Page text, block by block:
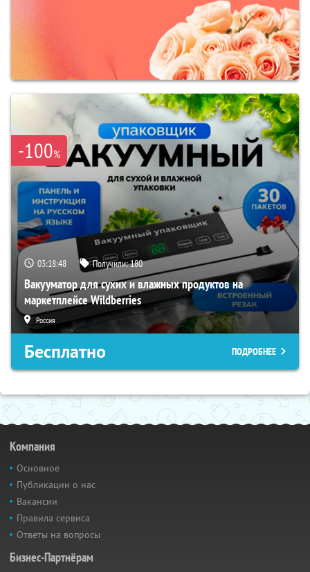
-100%
03:18:47 Получили:180
Вакууматор для сухих и влажных продуктов на
маркетплейсе Wildberries
Россия
Бесплатно ПОДРОБНЕЕ
Компания
Основное
Публикации о нас
Вакансии
Правила сервиса
Ответы на вопросы
Бизнес-Партнёрам